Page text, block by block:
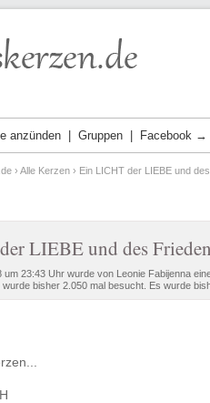
anzünden Gruppen Facebook →
› Alle Kerzen › Ein LICHT der LIEBE und
LIEBE und des
um 23:43 Uhr wurde von Leonie Fabijenna
bisher 2.050 mal besucht. Es wurde